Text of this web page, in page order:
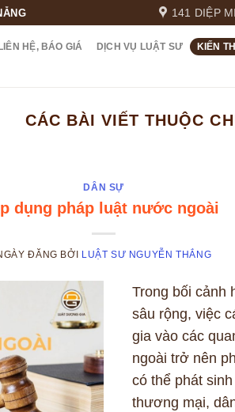
141 DIỆP
LIÊN HỆ, BÁO GIÁ DỊCH VỤ LUẬT SƯ KIẾN
CÁC BÀI VIẾT THUỘC
DÂN SỰ
dụng pháp luật nước ngoài
ĐĂNG BỞI LUẬT SƯ NGUYỄN THẮNG
Trong bối cảnh
sâu rộng, việc
gia vào các
ngoài trở nên
có thể phát
thương mại,